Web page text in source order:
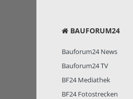
BAUFORUM24
Bauforum24 News
Bauforum24 TV
BF24 Mediathek
BF24 Fotostrecken